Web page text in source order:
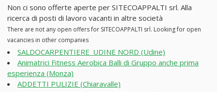
Non ci sono offerte aperte per SITECOAPPALTI srl. Alla
ricerca di posti di lavoro vacanti in altre società
There are not any open offers for SITECOAPPALTI srl. Looking for open
vacancies in other companies
SALDOCARPENTIERE_UDINE NORD (Udine)
Animatrici Fitness Aerobica Balli di Gruppo anche prima
esperienza (Monza)
ADDETTI PULIZIE (Chiaravalle)